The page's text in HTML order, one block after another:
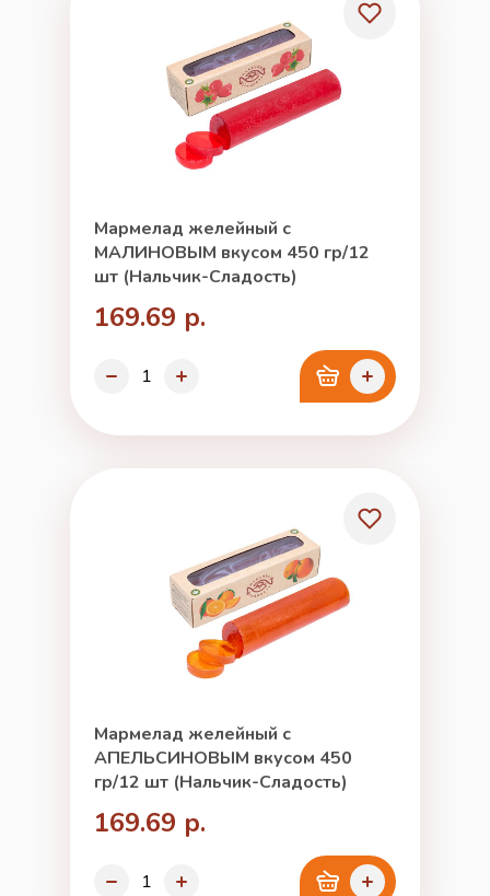
Мармелад желейный с
МАЛИНОВЫМ вкусом 450 гр/12
шт (Нальчик-Сладость)
169.69 р.
Мармелад желейный с
АПЕЛЬСИНОВЫМ вкусом 450
гр/12 шт (Нальчик-Сладость)
169.69 р.